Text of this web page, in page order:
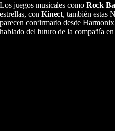
Los juegos musicales como Rock
estrellas, con Kinect, también estas
parecen confirmarlo desde
hablado del futuro de la compañía